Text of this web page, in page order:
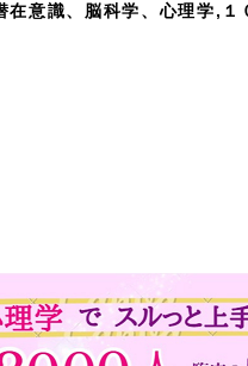
在意識、脳科学、心理学,